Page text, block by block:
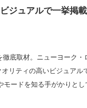
ジュアルで一挙掲
底取材。ニューヨーク
リティの高いビジュア
ードを知る手がかりと